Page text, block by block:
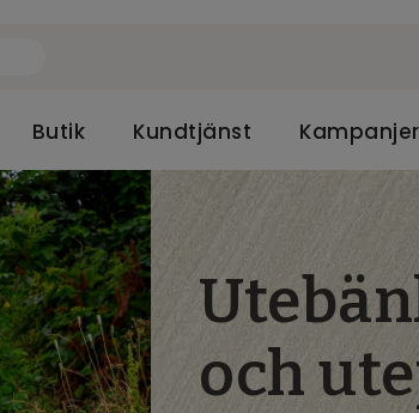
Butik Kundtjänst Kampanjer
och